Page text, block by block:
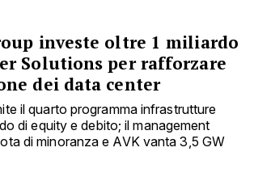
investe oltre 1 miliardo
Solutions per rafforzare
dei data center
il quarto programma infrastrutture
di equity e debito; il management
di minoranza e AVK vanta 3,5 GW